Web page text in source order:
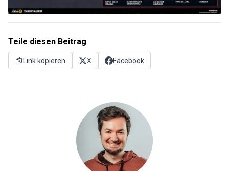
Teile diesen Beitrag
Link kopieren X Facebook